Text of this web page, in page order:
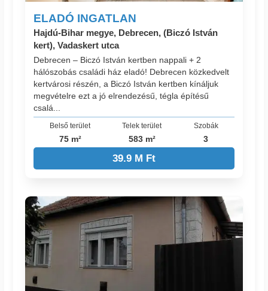
ELADÓ INGATLAN
Hajdú-Bihar megye, Debrecen, (Biczó István
kert), Vadaskert utca
Debrecen – Biczó István kertben nappali + 2
hálószobás családi ház eladó! Debrecen közkedvelt
kertvárosi részén, a Biczó István kertben kínáljuk
megvételre ezt a jó elrendezésű, tégla építésű
csalá...
Belső terület
75 m²
Telek terület
583 m²
Szobák
3
39.9 M Ft